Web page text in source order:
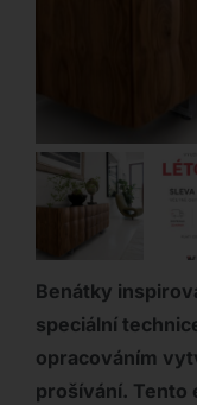
Benátky
speciální
opracováním
prošívání. Tento